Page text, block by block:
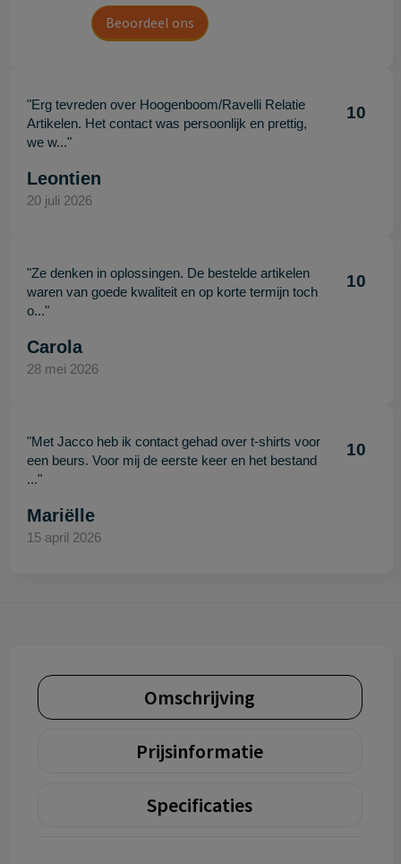
Beoordeel ons
"Erg tevreden over Hoogenboom/Ravelli Relatie
Artikelen. Het contact was persoonlijk en prettig,
we w..."
10
Leontien
20 juli 2026
"Ze denken in oplossingen. De bestelde artikelen
waren van goede kwaliteit en op korte termijn toch
o..."
10
Carola
28 mei 2026
"Met Jacco heb ik contact gehad over t-shirts voor
een beurs. Voor mij de eerste keer en het bestand
..."
10
Mariëlle
15 april 2026
Omschrijving
Prijsinformatie
Specificaties